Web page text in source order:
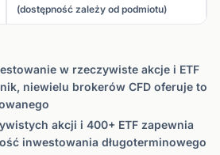
(dostępność zależy od podmiotu)
w rzeczywiste akcje i ETF
niewielu brokerów CFD oferuje to
akcji i 400+ ETF zapewnia
inwestowania długoterminowego